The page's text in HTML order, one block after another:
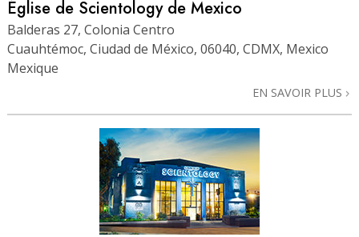
Église de Scientology de Mexico
Balderas 27, Colonia Centro
Cuauhtémoc, Ciudad de México, 06040, CDMX, Mexico
Mexique
EN SAVOIR PLUS